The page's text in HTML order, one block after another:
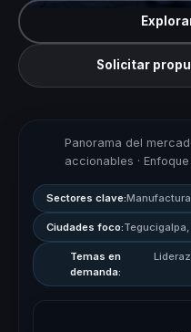
Solicitar
Panorama del
accionables ·
Sectores clave:
Ciudades foco:
Temas en
demanda: